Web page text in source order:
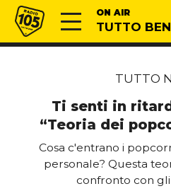
Vai al contenuto
Radio 105 ON AIR
TUTTO
TUTTO
Ti senti in
“Teoria dei
Cosa c'entrano i
personale? Questa
confronto con